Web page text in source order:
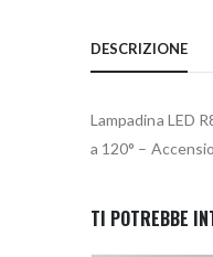
DESCRIZIONE
Lampadina LED
a 120° –
TI POTREBBE